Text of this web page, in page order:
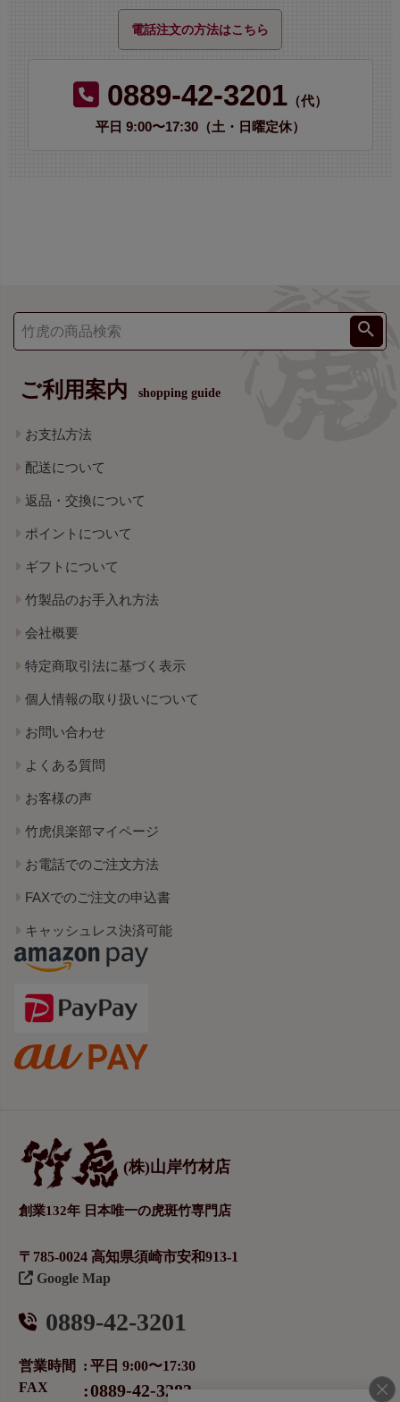
電話注文の方法はこちら
0889-42-3201（代）
平日 9:00〜17:30（土・日曜定休）
ご利用案内 shopping guide
お支払方法
配送について
返品・交換について
ポイントについて
ギフトについて
竹製品のお手入れ方法
会社概要
特定商取引法に基づく表示
個人情報の取り扱いについて
お問い合わせ
よくある質問
お客様の声
竹虎倶楽部マイページ
お電話でのご注文方法
FAXでのご注文の申込書
キャッシュレス決済可能
(株)山岸竹材店
創業132年 日本唯一の虎斑竹専門店
〒785-0024 高知県須崎市安和913-1
Google Map
0889-42-3201
営業時間
平日 9:00〜17:30
FAX
0889-42-3283